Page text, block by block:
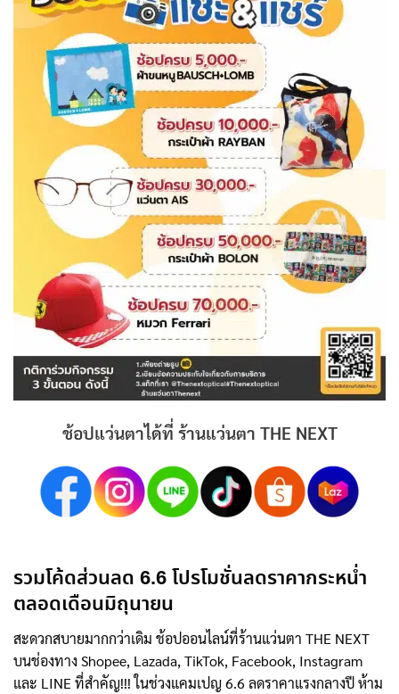
ช้อปแว่นตาได้ที่ ร้านแว่นตา THE NEXT
รวมโค้ดส่วนลด 6.6 โปรโมชั่นลดราคากระหน่ำ
ตลอดเดือนมิถุนายน
สะดวกสบายมากกว่าเดิม ช้อปออนไลน์ที่ร้านแว่นตา THE NEXT
บนช่องทาง Shopee, Lazada, TikTok, Facebook, Instagram
และ LINE ที่สำคัญ!!! ในช่วงแคมเปญ 6.6 ลดราคาแรงกลางปี ห้าม